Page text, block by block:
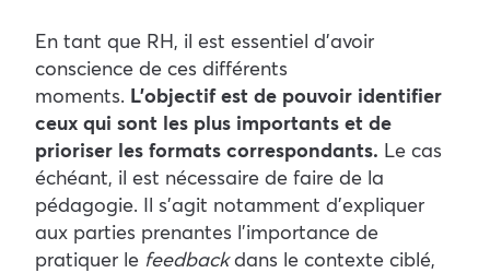
En tant que RH, il est essentiel d’avoir
conscience de ces différents
moments. L’objectif est de pouvoir identifier
ceux qui sont les plus importants et de
prioriser les formats correspondants. Le cas
échéant, il est nécessaire de faire de la
pédagogie. Il s’agit notamment d’expliquer
aux parties prenantes l’importance de
pratiquer le feedbackdans le contexte ciblé,